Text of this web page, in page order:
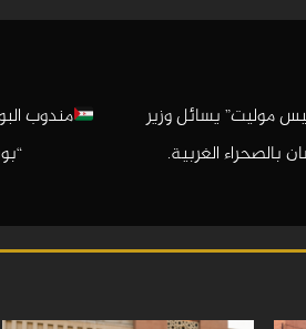
موليت” يسائل وزير
بالصحراء الغربية.
مندوب